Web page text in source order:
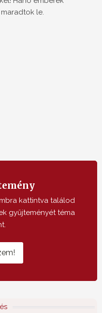
le.
kattintva találod
gyűjteményét téma